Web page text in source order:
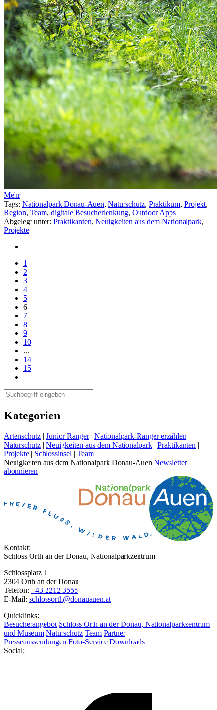
Mehr
Tags: Nationalpark Donau-Auen, Naturschutz, Praktikum, Projekt,
Region, Team, digitale Besucherlenkung, Outdoor Apps
Abgelegt unter: Praktikanten, Neuigkeiten aus dem Nationalpark,
Projekte
1
2
3
4
5
6
7
8
9
10
...
14
15
Kategorien
Artenschutz | Junior Ranger | Nationalpark-Ranger erzählen |
Naturschutz | Neuigkeiten aus dem Nationalpark | Praktikanten |
Projekte | Schlossinsel | Team
Neuigkeiten aus dem Nationalpark Donau-Auen Newsletter
abonnieren
Kontakt:
Schloss Orth an der Donau, Nationalparkzentrum
Schlossplatz 1
2304 Orth an der Donau
Telefon: +43 2212 3555
E-Mail: schlossorth@donauauen.at
Quicklinks:
Besucherangebot Schloss Orth an der Donau, Nationalparkzentrum
und Museum Naturschutz Team Partner
Presseaussendungen Foto-Service Downloads
Social: